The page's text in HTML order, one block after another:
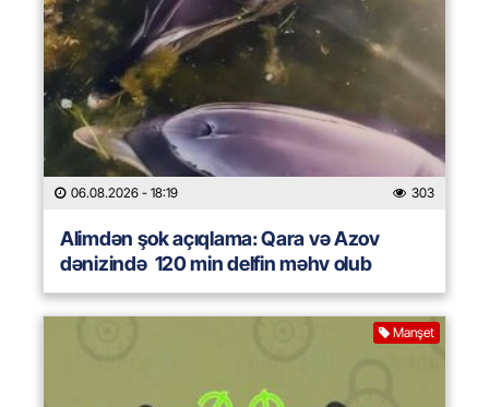
06.08.2026 - 18:19 303
Alimdən şok açıqlama: Qara və Azov
dənizində 120 min delfin məhv olub
Manşet